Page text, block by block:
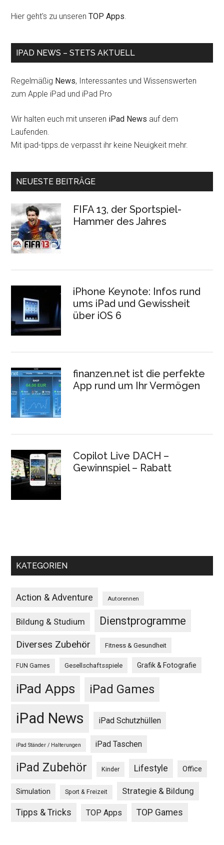
Hier geht's zu unserenTOP Apps.
IPAD NEWS – STETS AKTUELL
Regelmäßig News, Interessantes und Wissenswerten
zum Apple iPad und iPad Pro
Wir halten euch mit unseren iPad News auf dem
Laufenden.
Mit ipad-tipps.de verpasst ihr keine Neuigkeit mehr.
NEUESTE BEITRÄGE
FIFA 13, der Sportspiel-
Hammer des Jahres
iPhone Keynote: Infos rund
ums iPad und Gewissheit
über iOS 6
finanzen.net ist die perfekte
App rund um Ihr Vermögen
Copilot Live DACH –
Gewinnspiel – Rabatt
KATEGORIEN
Action & Adventure Autorennen
Bildung & Studium Dienstprogramme
Diverses Zubehör Fitness & Gesundheit
FUN Games Gesellschaftsspiele Grafik & Fotografie
iPad Apps iPad Games
iPad News iPad Schutzhüllen
iPad Ständer / Halterungen iPad Taschen
iPad Zubehör Kinder Lifestyle Office
Simulation Sport & Freizeit Strategie & Bildung
Tipps & Tricks TOP Apps TOP Games